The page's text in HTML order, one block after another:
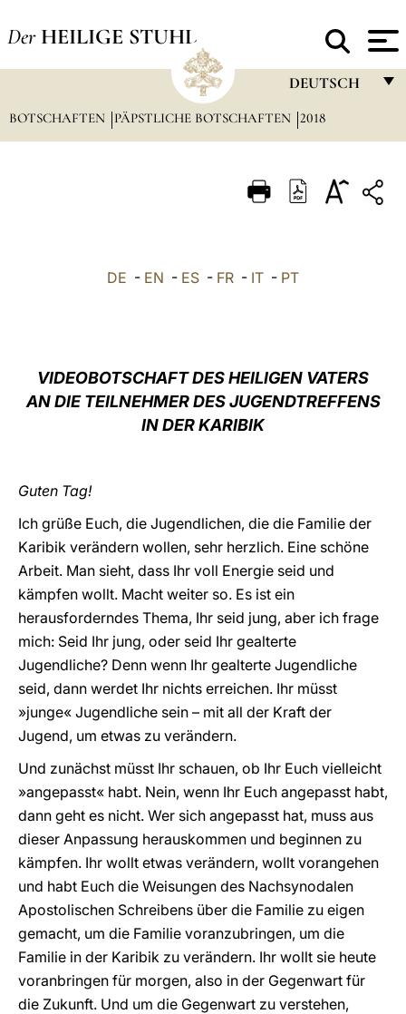
Der HEILIGE STUHL
DEUTSCH
FRANÇAIS
ITALIANO
中文
BOTSCHAFTEN PÄPSTLICHE BOTSCHAFTEN 2018
DE - EN - ES - FR - IT - PT
VIDEOBOTSCHAFT DES HEILIGEN VATERS
AN DIE TEILNEHMER DESJUGENDTREFFENS
IN DER KARIBIK
Guten Tag!
Ich grüße Euch, die Jugendlichen, die die Familie der
Karibik verändern wollen, sehr herzlich. Eine schöne
Arbeit. Man sieht, dass Ihr voll Energie seid und
kämpfen wollt. Macht weiter so. Es ist ein
herausforderndes Thema, Ihr seid jung, aber ich frage
mich: Seid Ihr jung, oder seid Ihr gealterte
Jugendliche? Denn wenn Ihr gealterte Jugendliche
seid, dann werdet Ihr nichts erreichen. Ihr müsst
»junge« Jugendliche sein – mit all der Kraft der
Jugend, um etwas zu verändern.
Und zunächst müsst Ihr schauen, ob Ihr Euch vielleicht
»angepasst« habt. Nein, wenn Ihr Euch angepasst habt,
dann geht es nicht. Wer sich angepasst hat, muss aus
dieser Anpassung herauskommen und beginnen zu
kämpfen. Ihr wollt etwas verändern, wollt vorangehen
und habt Euch die Weisungen des Nachsynodalen
Apostolischen Schreibens über die Familie zu eigen
gemacht, um die Familie voranzubringen, um die
Familie in der Karibik zu verändern. Ihr wollt sie heute
voranbringen für morgen, also in der Gegenwart für
die Zukunft. Und um die Gegenwart zu verstehen,